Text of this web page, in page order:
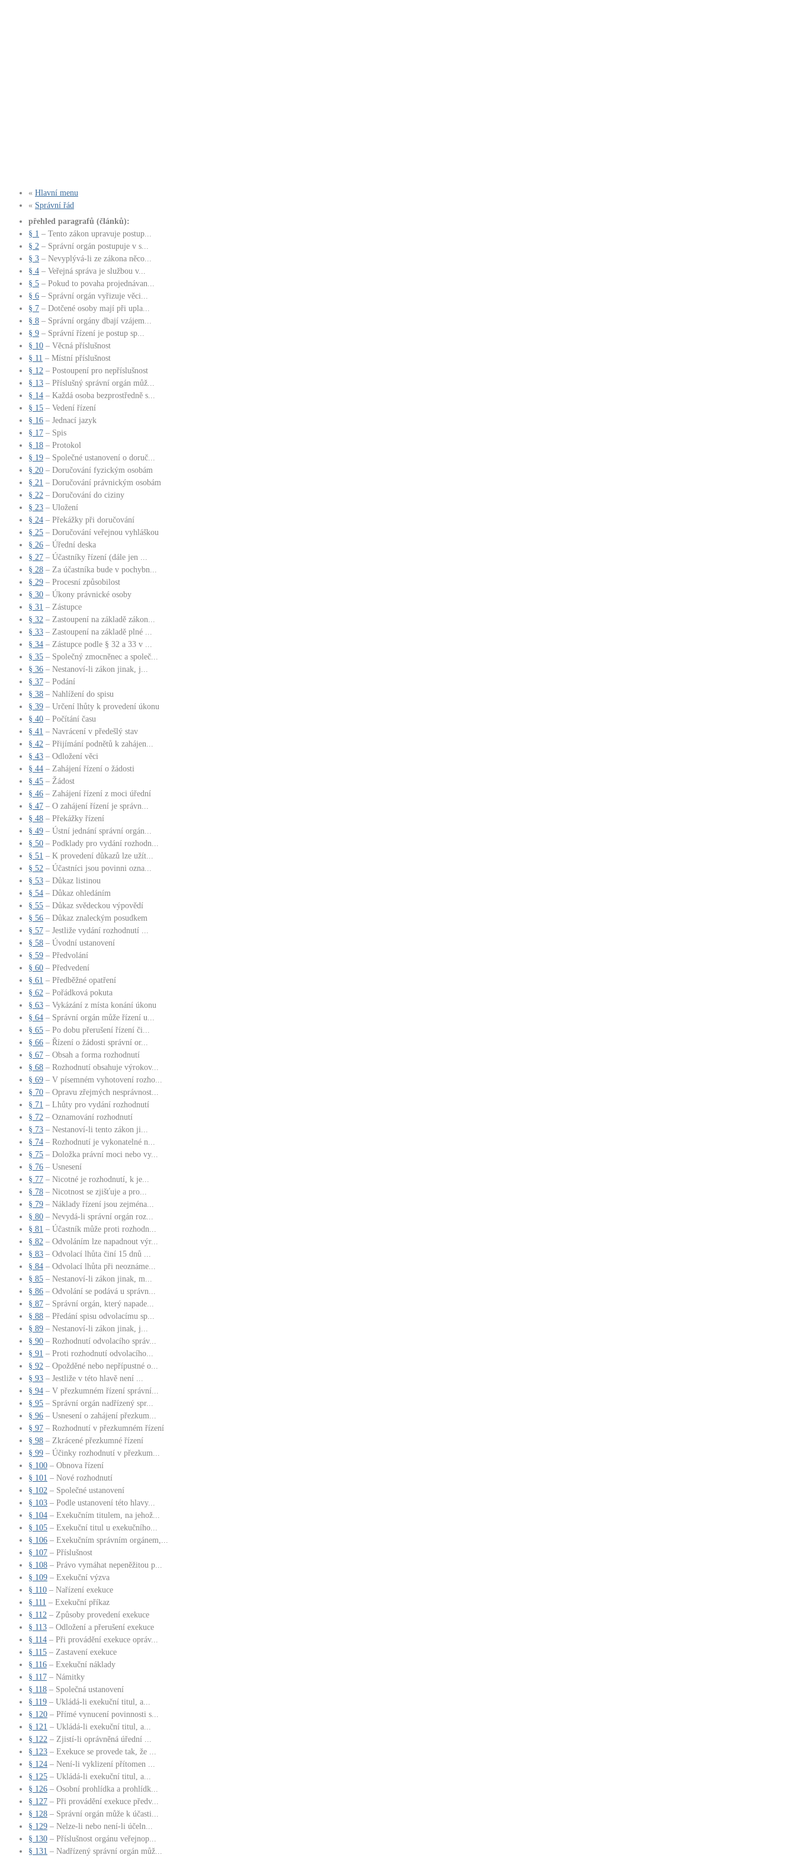
« Hlavní menu
« Správní řád
přehled paragrafů (článků):
§ 1 – Tento zákon upravuje postup...
§ 2 – Správní orgán postupuje v s...
§ 3 – Nevyplývá-li ze zákona něco...
§ 4 – Veřejná správa je službou v...
§ 5 – Pokud to povaha projednávan...
§ 6 – Správní orgán vyřizuje věci...
§ 7 – Dotčené osoby mají při upla...
§ 8 – Správní orgány dbají vzájem...
§ 9 – Správní řízení je postup sp...
§ 10 – Věcná příslušnost
§ 11 – Místní příslušnost
§ 12 – Postoupení pro nepříslušnost
§ 13 – Příslušný správní orgán můž...
§ 14 – Každá osoba bezprostředně s...
§ 15 – Vedení řízení
§ 16 – Jednací jazyk
§ 17 – Spis
§ 18 – Protokol
§ 19 – Společné ustanovení o doruč...
§ 20 – Doručování fyzickým osobám
§ 21 – Doručování právnickým osobám
§ 22 – Doručování do ciziny
§ 23 – Uložení
§ 24 – Překážky při doručování
§ 25 – Doručování veřejnou vyhláškou
§ 26 – Úřední deska
§ 27 – Účastníky řízení (dále jen ...
§ 28 – Za účastníka bude v pochybn...
§ 29 – Procesní způsobilost
§ 30 – Úkony právnické osoby
§ 31 – Zástupce
§ 32 – Zastoupení na základě zákon...
§ 33 – Zastoupení na základě plné ...
§ 34 – Zástupce podle § 32 a 33 v ...
§ 35 – Společný zmocněnec a společ...
§ 36 – Nestanoví-li zákon jinak, j...
§ 37 – Podání
§ 38 – Nahlížení do spisu
§ 39 – Určení lhůty k provedení úkonu
§ 40 – Počítání času
§ 41 – Navrácení v předešlý stav
§ 42 – Přijímání podnětů k zahájen...
§ 43 – Odložení věci
§ 44 – Zahájení řízení o žádosti
§ 45 – Žádost
§ 46 – Zahájení řízení z moci úřední
§ 47 – O zahájení řízení je správn...
§ 48 – Překážky řízení
§ 49 – Ústní jednání správní orgán...
§ 50 – Podklady pro vydání rozhodn...
§ 51 – K provedení důkazů lze užít...
§ 52 – Účastníci jsou povinni ozna...
§ 53 – Důkaz listinou
§ 54 – Důkaz ohledáním
§ 55 – Důkaz svědeckou výpovědí
§ 56 – Důkaz znaleckým posudkem
§ 57 – Jestliže vydání rozhodnutí ...
§ 58 – Úvodní ustanovení
§ 59 – Předvolání
§ 60 – Předvedení
§ 61 – Předběžné opatření
§ 62 – Pořádková pokuta
§ 63 – Vykázání z místa konání úkonu
§ 64 – Správní orgán může řízení u...
§ 65 – Po dobu přerušení řízení či...
§ 66 – Řízení o žádosti správní or...
§ 67 – Obsah a forma rozhodnutí
§ 68 – Rozhodnutí obsahuje výrokov...
§ 69 – V písemném vyhotovení rozho...
§ 70 – Opravu zřejmých nesprávnost...
§ 71 – Lhůty pro vydání rozhodnutí
§ 72 – Oznamování rozhodnutí
§ 73 – Nestanoví-li tento zákon ji...
§ 74 – Rozhodnutí je vykonatelné n...
§ 75 – Doložka právní moci nebo vy...
§ 76 – Usnesení
§ 77 – Nicotné je rozhodnutí, k je...
§ 78 – Nicotnost se zjišťuje a pro...
§ 79 – Náklady řízení jsou zejména...
§ 80 – Nevydá-li správní orgán roz...
§ 81 – Účastník může proti rozhodn...
§ 82 – Odvoláním lze napadnout výr...
§ 83 – Odvolací lhůta činí 15 dnů ...
§ 84 – Odvolací lhůta při neoznáme...
§ 85 – Nestanoví-li zákon jinak, m...
§ 86 – Odvolání se podává u správn...
§ 87 – Správní orgán, který napade...
§ 88 – Předání spisu odvolacímu sp...
§ 89 – Nestanoví-li zákon jinak, j...
§ 90 – Rozhodnutí odvolacího správ...
§ 91 – Proti rozhodnutí odvolacího...
§ 92 – Opožděné nebo nepřípustné o...
§ 93 – Jestliže v této hlavě není ...
§ 94 – V přezkumném řízení správní...
§ 95 – Správní orgán nadřízený spr...
§ 96 – Usnesení o zahájení přezkum...
§ 97 – Rozhodnutí v přezkumném řízení
§ 98 – Zkrácené přezkumné řízení
§ 99 – Účinky rozhodnutí v přezkum...
§ 100 – Obnova řízení
§ 101 – Nové rozhodnutí
§ 102 – Společné ustanovení
§ 103 – Podle ustanovení této hlavy...
§ 104 – Exekučním titulem, na jehož...
§ 105 – Exekuční titul u exekučního...
§ 106 – Exekučním správním orgánem,...
§ 107 – Příslušnost
§ 108 – Právo vymáhat nepeněžitou p...
§ 109 – Exekuční výzva
§ 110 – Nařízení exekuce
§ 111 – Exekuční příkaz
§ 112 – Způsoby provedení exekuce
§ 113 – Odložení a přerušení exekuce
§ 114 – Při provádění exekuce opráv...
§ 115 – Zastavení exekuce
§ 116 – Exekuční náklady
§ 117 – Námitky
§ 118 – Společná ustanovení
§ 119 – Ukládá-li exekuční titul, a...
§ 120 – Přímé vynucení povinnosti s...
§ 121 – Ukládá-li exekuční titul, a...
§ 122 – Zjistí-li oprávněná úřední ...
§ 123 – Exekuce se provede tak, že ...
§ 124 – Není-li vyklizení přítomen ...
§ 125 – Ukládá-li exekuční titul, a...
§ 126 – Osobní prohlídka a prohlídk...
§ 127 – Při provádění exekuce předv...
§ 128 – Správní orgán může k účasti...
§ 129 – Nelze-li nebo není-li účeln...
§ 130 – Příslušnost orgánu veřejnop...
§ 131 – Nadřízený správní orgán můž...